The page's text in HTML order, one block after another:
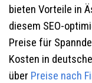
bieten Vorteile in
diesem SEO-
Preise für
Kosten in
über Preise nach